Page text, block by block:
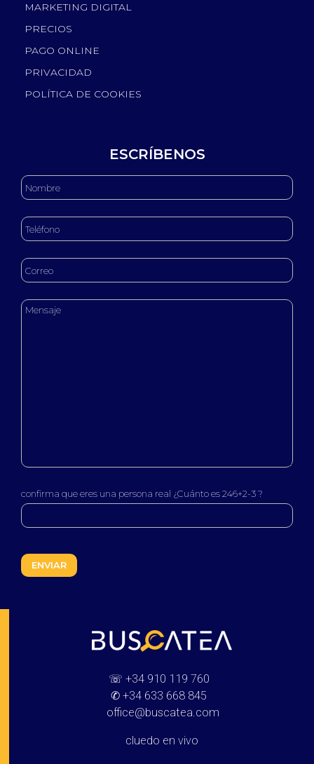
MARKETING DIGITAL
PRECIOS
PAGO ONLINE
PRIVACIDAD
POLÍTICA DE COOKIES
ESCRÍBENOS
confirma que eres una persona real ¿Cuánto es 246+2-3 ?
☏ +34 910 119 760
✆ +34 633 668 845
office@buscatea.com
cluedo en vivo